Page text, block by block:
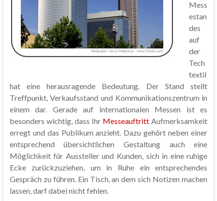
Mess
estan
des
auf
der
Tech
textil
hat eine herausragende Bedeutung. Der Stand stellt
Treffpunkt, Verkaufsstand und Kommunikationszentrum in
einem dar. Gerade auf internationalen Messen ist es
besonders wichtig, dass Ihr Messeauftritt Aufmerksamkeit
erregt und das Publikum anzieht. Dazu gehört neben einer
entsprechend übersichtlichen Gestaltung auch eine
Möglichkeit für Aussteller und Kunden, sich in eine ruhige
Ecke zurückzuziehen, um in Ruhe ein entsprechendes
Gespräch zu führen. Ein Tisch, an dem sich Notizen machen
lassen, darf dabei nicht fehlen.